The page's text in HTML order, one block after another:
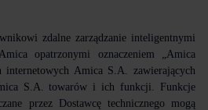
zdalne zarządzanie inteligentnymi
opatrzonymi oznaczeniem „Amica
internetowych Amica S.A. zawierających
S.A. towarów i ich funkcji. Funkcje
przez Dostawcę technicznego mogą